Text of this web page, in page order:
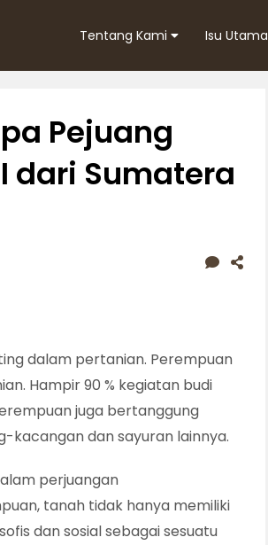
Tentang Kami Isu Utama
Pejuang
dari Sumatera
dalam pertanian. Perempuan
Hampir 90 % kegiatan budi
juga bertanggung
kacangan dan sayuran lainnya.
perjuangan
tanah tidak hanya memiliki
dan sosial sebagai sesuatu